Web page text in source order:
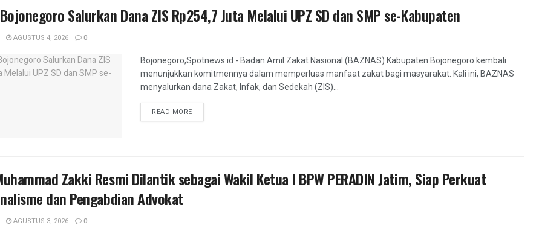
Salurkan Dana ZIS Rp254,7 Juta Melalui UPZ SD dan SMP se-Kabupaten
AGUSTUS 4, 2026 0
Bojonegoro,Spotnews.id - Badan Amil Zakat Nasional (BAZNAS) Kabupaten Bojonegoro kembali
menunjukkan komitmennya dalam memperluas manfaat zakat bagi masyarakat. Kali ini, BAZNAS
menyalurkan dana Zakat, Infak, dan Sedekah (ZIS)...
READ MOREDETAILS
Zakki Resmi Dilantik sebagai Wakil Ketua I BPW PERADIN Jatim, Siap Perkuat
dan Pengabdian Advokat
AGUSTUS 3, 2026 0